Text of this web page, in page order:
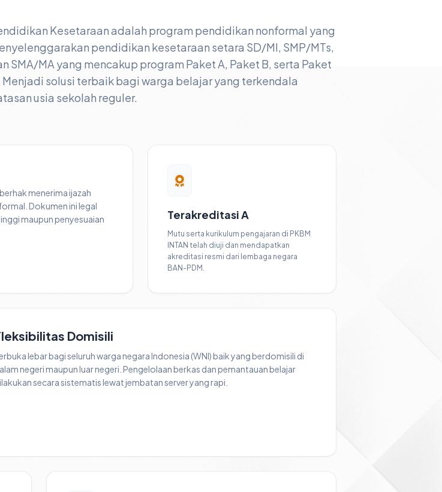
Kesetaraan adalah program pendidikan nonformal yang
pendidikan kesetaraan setara SD/MI, SMP/MTs,
SMA/MA yang mencakup program Paket A, Paket B, serta Paket
Menjadi solusi terbaik bagi warga belajar yang terkendala
usia sekolah reguler.
menerima ijazah
Dokumen ini legal
maupun penyesuaian
Terakreditasi A
Mutu serta kurikulum pengajaran di PKBM
INTAN telah diuji dan mendapatkan
akreditasi resmi dari lembaga negara
BAN-PDM.
Domisili
lebar bagi seluruh warga negara Indonesia (WNI) baik yang berdomisili di
negeri maupun luar negeri. Pengelolaan berkas dan pemantauan belajar
secara sistematis lewat jembatan server yang rapi.